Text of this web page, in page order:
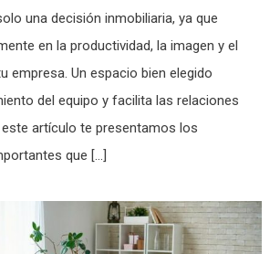
una decisión inmobiliaria, ya que
en la productividad, la imagen y el
empresa. Un espacio bien elegido
del equipo y facilita las relaciones
artículo te presentamos los
que […]